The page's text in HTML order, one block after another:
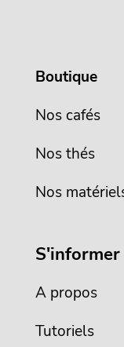
Boutique
Nos cafés
Nos thés
Nos
S'informer
A propos
Tutoriels